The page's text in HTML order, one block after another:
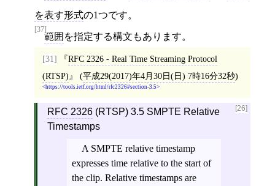
を表す形式の1つです。
[37]
範囲 を指定する構文もあります。
[31]
RFC 2326 - Real Time Streaming Protocol
(RTSP)
(平成29(2017)年4月30日(日) 7時16分32秒)
https://tools.ietf.org/html/rfc2326#section-3.5
[26]
RFC 2326(RTSP) 3.5 SMPTE Relative
Timestamps
A SMPTE relative timestamp
expresses time relative to the start of
the clip. Relative timestamps are